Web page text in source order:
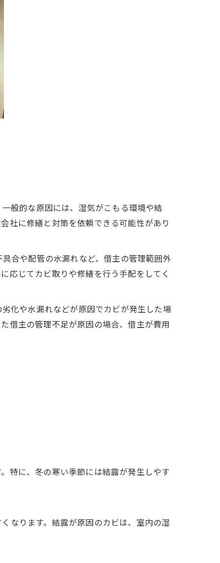
般的な原因には、湿気がこもる環境や結
社に修繕と対策を依頼できる可能性があり
合や配管の水漏れなど、借主の管理範囲外
応じてカビ取りや修繕を行う手配をしてく
化や水漏れなどが原因でカビが発生した場
借主の管理不足が原因の場合、借主が費用
特に、冬の寒い季節には結露が発生しやす
なります。結露が原因のカビは、室内の湿